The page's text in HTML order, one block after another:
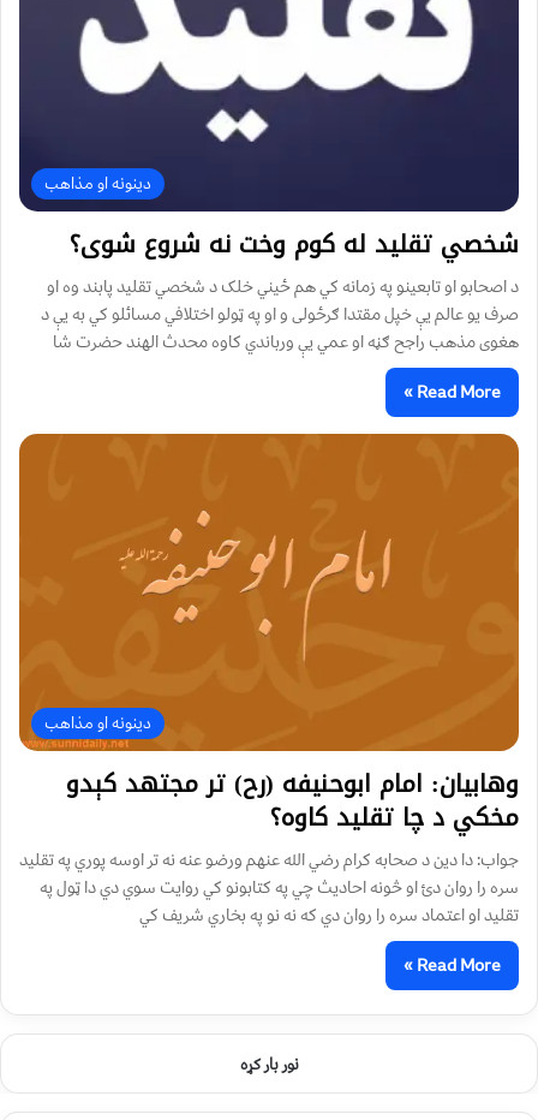
دینونه او مذاهب
شخصي تقلید له کوم وخت نه شروع شوی؟
د اصحابو او تابعینو په زمانه کي هم ځیني خلک د شخصي تقلید پابند وه او
صرف یو عالم یې خپل مقتدا ګرځولی و او په ټولو اختلافي مسائلو کي به یې د
هغوی مذهب راجح ګڼه او عمي یې ورباندي کاوه محدث الهند حضرت شا
Read More »
دینونه او مذاهب
وهابيان: امام ابوحنیفه (رح) تر مجتهد کېدو
مخکي د چا تقلید کاوه؟
جواب: دا دين د صحابه کرام رضي الله عنهم ورضو عنه نه تر اوسه پوري په تقليد
سره را روان دئ او څونه احاديث چي په کتابونو کي روايت سوي دي دا ټول په
تقليد او اعتماد سره را روان دي که نه نو په بخاري شريف کي
Read More »
نور بار کړه